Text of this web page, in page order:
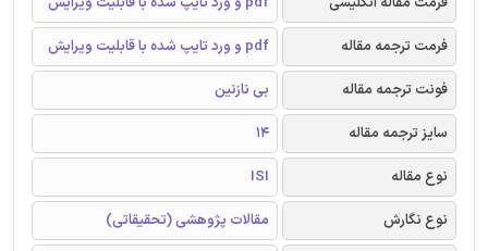
فرمت ترجمه مقاله
pdf و ورد تایپ شده با قابلیت ویرایش
فونت ترجمه مقاله
بی نازنین
سایز ترجمه مقاله
14
نوع مقاله
ISI
نوع نگارش
مقالات پژوهشی (تحقیقاتی)